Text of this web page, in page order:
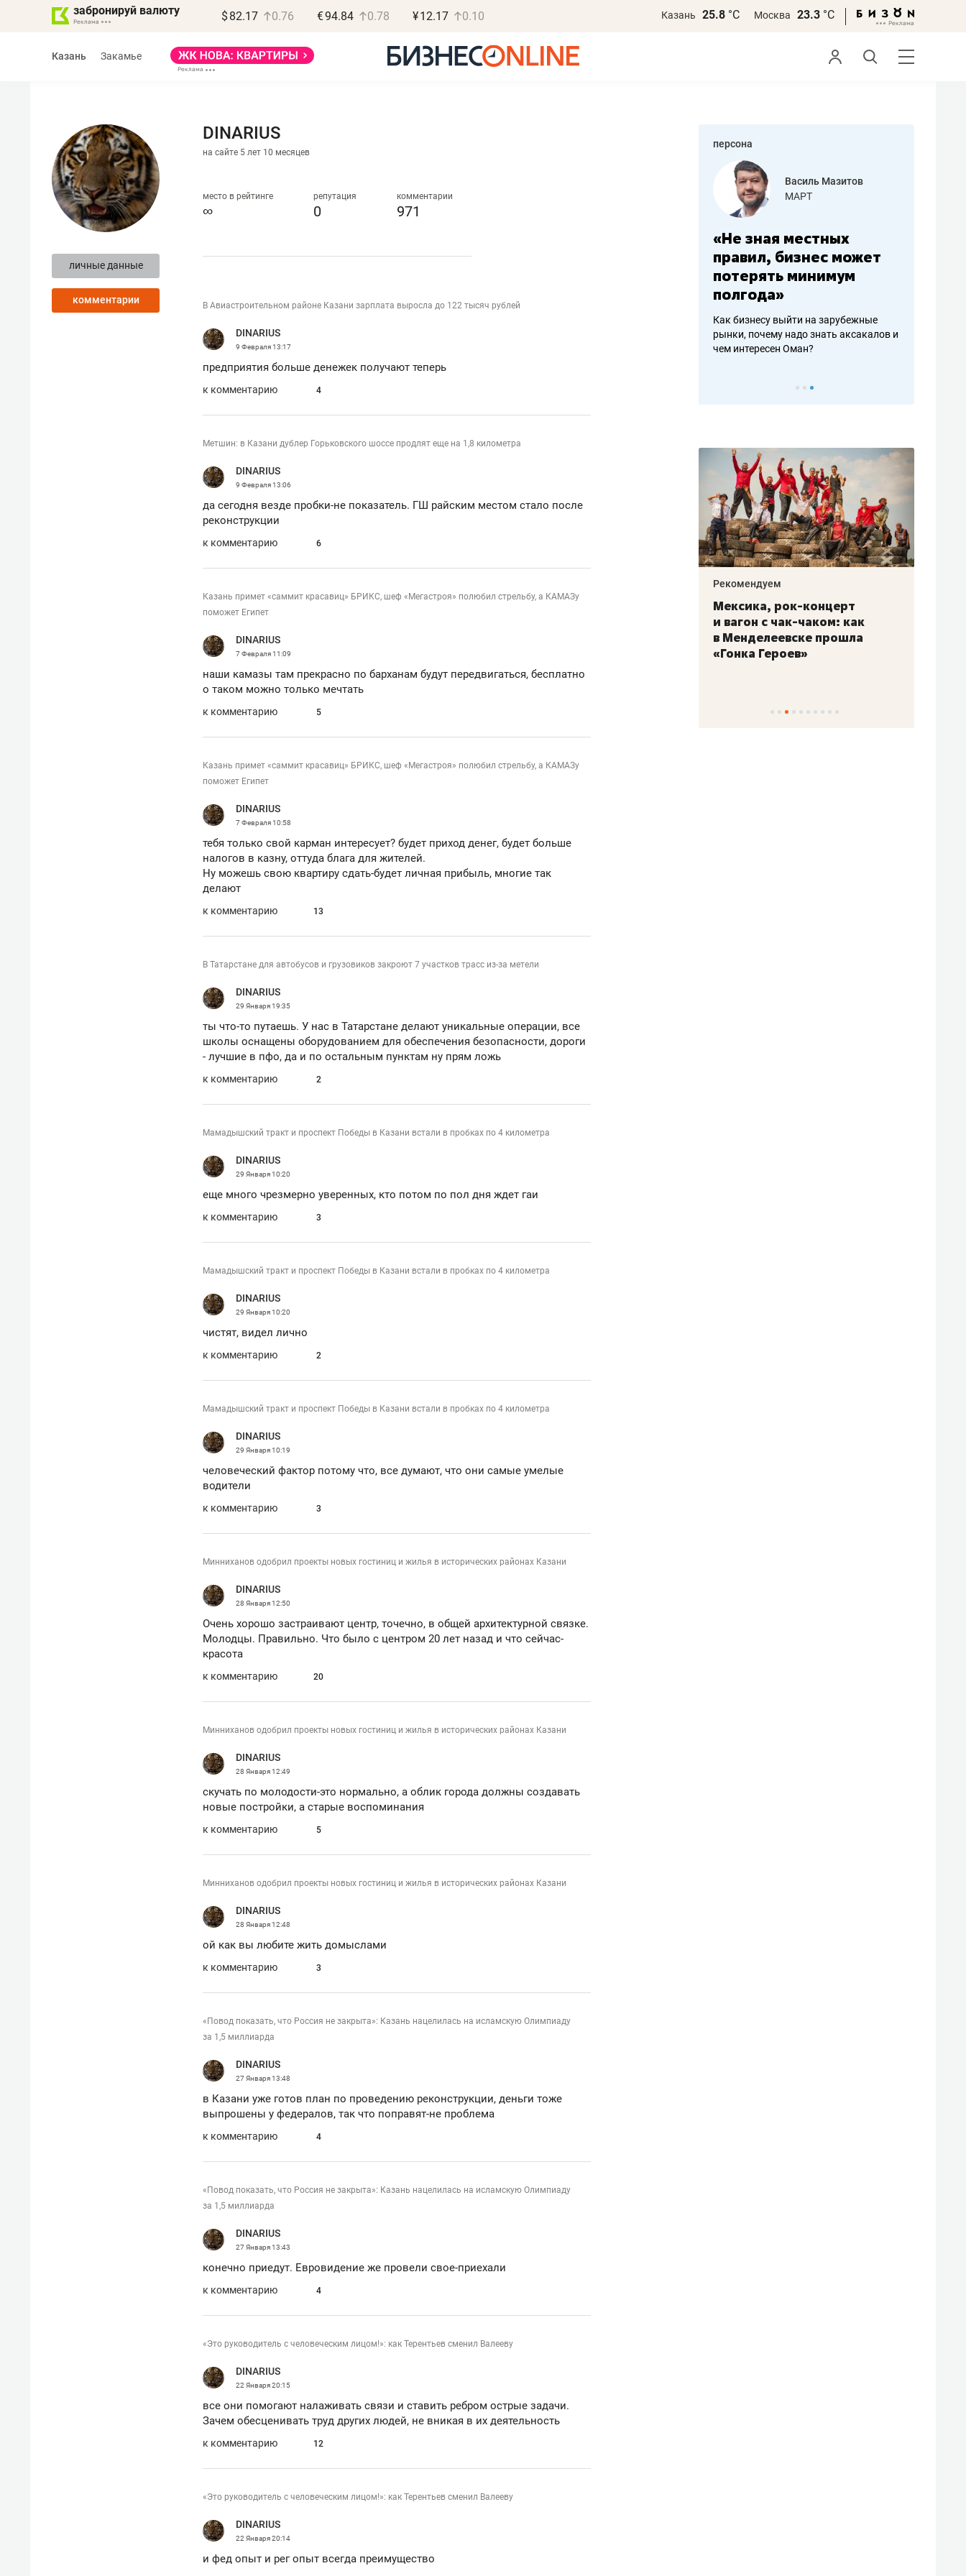
забронируй валюту $ 82.17 0.76 €94.84 0.78 ¥12.17 0.10 Казань 25.8 °С Москва 23.3 °С
Казань Закамье
личные данные
комментарии
DINARIUS
на сайте 5 лет 10 месяцев
место в рейтинге
∞
репутация
0
комментарии
971
В Авиастроительном районе Казани зарплата выросла до 122 тысяч рублей
DINARIUS
9 Февраля13:17
предприятия больше денежек получают теперь
к комментарию 4
Метшин: в Казани дублер Горьковского шоссе продлят еще на 1,8 километра
DINARIUS
9 Февраля13:06
да сегодня везде пробки-не показатель. ГШ райским местом стало после
реконструкции
к комментарию 6
Казань примет «саммит красавиц» БРИКС, шеф «Мегастроя» полюбил стрельбу, а КАМАЗу
поможет Египет
DINARIUS
7 Февраля11:09
наши камазы там прекрасно по барханам будут передвигаться, бесплатно
о таком можно только мечтать
к комментарию 5
Казань примет «саммит красавиц» БРИКС, шеф «Мегастроя» полюбил стрельбу, а КАМАЗу
поможет Египет
DINARIUS
7 Февраля10:58
тебя только свой карман интересует? будет приход денег, будет больше
налогов в казну, оттуда блага для жителей.
Ну можешь свою квартиру сдать-будет личная прибыль, многие так
делают
к комментарию 13
В Татарстане для автобусов и грузовиков закроют 7 участков трасс из-за метели
DINARIUS
29 Января19:35
ты что-то путаешь. У нас в Татарстане делают уникальные операции, все
школы оснащены оборудованием для обеспечения безопасности, дороги
- лучшие в пфо, да и по остальным пунктам ну прям ложь
к комментарию 2
Мамадышский тракт и проспект Победы в Казани встали в пробках по 4 километра
DINARIUS
29 Января10:20
еще много чрезмерно уверенных, кто потом по пол дня ждет гаи
к комментарию 3
Мамадышский тракт и проспект Победы в Казани встали в пробках по 4 километра
DINARIUS
29 Января10:20
чистят, видел лично
к комментарию 2
Мамадышский тракт и проспект Победы в Казани встали в пробках по 4 километра
DINARIUS
29 Января10:19
человеческий фактор потому что, все думают, что они самые умелые
водители
к комментарию 3
Минниханов одобрил проекты новых гостиниц и жилья в исторических районах Казани
DINARIUS
28 Января12:50
Очень хорошо застраивают центр, точечно, в общей архитектурной связке.
Молодцы. Правильно. Что было с центром 20 лет назад и что сейчас-
красота
к комментарию 20
Минниханов одобрил проекты новых гостиниц и жилья в исторических районах Казани
DINARIUS
28 Января12:49
скучать по молодости-это нормально, а облик города должны создавать
новые постройки, а старые воспоминания
к комментарию 5
Минниханов одобрил проекты новых гостиниц и жилья в исторических районах Казани
DINARIUS
28 Января12:48
ой как вы любите жить домыслами
к комментарию 3
«Повод показать, что Россия не закрыта»: Казань нацелилась на исламскую Олимпиаду
за 1,5 миллиарда
DINARIUS
27 Января13:48
в Казани уже готов план по проведению реконструкции, деньги тоже
выпрошены у федералов, так что поправят-не проблема
к комментарию 4
«Повод показать, что Россия не закрыта»: Казань нацелилась на исламскую Олимпиаду
за 1,5 миллиарда
DINARIUS
27 Января13:43
конечно приедут. Евровидение же провели свое-приехали
к комментарию 4
«Это руководитель с человеческим лицом!»: как Терентьев сменил Валееву
DINARIUS
22 Января20:15
все они помогают налаживать связи и ставить ребром острые задачи.
Зачем обесценивать труд других людей, не вникая в их деятельность
к комментарию 12
«Это руководитель с человеческим лицом!»: как Терентьев сменил Валееву
DINARIUS
22 Января20:14
и фед опыт и рег опыт всегда преимущество
персона
МАРТ
правил, бизнес может
потерять минимум
полгода»
рынки, почему надо знать аксакалов и
чем интересен Оман?
«Готовые решения»
не заработать вообще,
Василь Мазитов
МАРТ
«Не зная местных
правил, бизнес может
потерять минимум
полгода»
Как бизнесу выйти на зарубежные
рынки, почему надо знать аксакалов и
чем интересен Оман?
комфорта под Казанью
150 камер до квартиры и Face
Опыт выживания в дикой
антихрупких команд
Рекомендуем
Мексика, рок-концерт
и вагон с чак-чаком: как
в Менделеевске прошла
«Гонка Героев»